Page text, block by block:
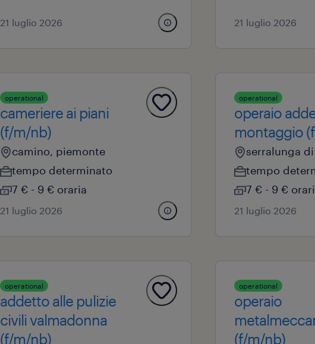
21 luglio 2026 21 luglio 2026
operational
cameriere ai piani
(f/m/nb)
camino, piemonte
tempo determinato
7 € - 9 € oraria
21 luglio 2026
operational
operaio
montaggio
serralunga
tempo
7 € - 9 €
21 luglio 2026
operational
addetto alle pulizie
civili valmadonna
(f/m/nb)
operational
operaio
(f/m/nb)